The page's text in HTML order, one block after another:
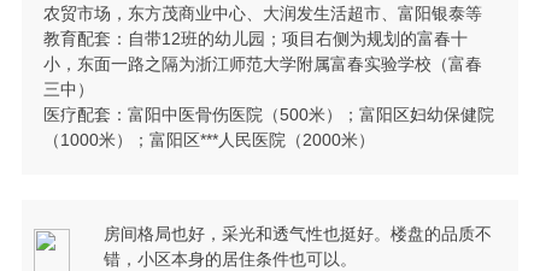
农贸市场，东方茂商业中心、大润发生活超市、富阳银泰等
教育配套：自带12班的幼儿园；项目右侧为规划的富春十
小，东面一路之隔为浙江师范大学附属富春实验学校（富春
三中）
医疗配套：富阳中医骨伤医院（500米）；富阳区妇幼保健院
（1000米）；富阳区***人民医院（2000米）
房间格局也好，采光和透气性也挺好。楼盘的品质不
错，小区本身的居住条件也可以。